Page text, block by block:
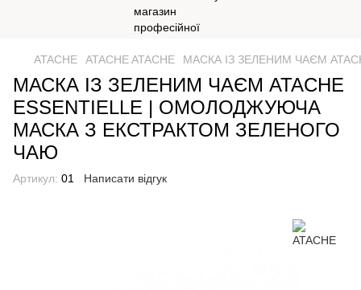
ATACHE ATACHE ATACHE МАСКА ІЗ ЗЕЛЕНИМ ЧАЄМ
МАСКА ІЗ ЗЕЛЕНИМ ЧАЄМ ATACHE
ESSENTIELLE | ОМОЛОДЖУЮЧА
МАСКА З ЕКСТРАКТОМ ЗЕЛЕНОГО
ЧАЮ
Артикул: 01 Написати відгук